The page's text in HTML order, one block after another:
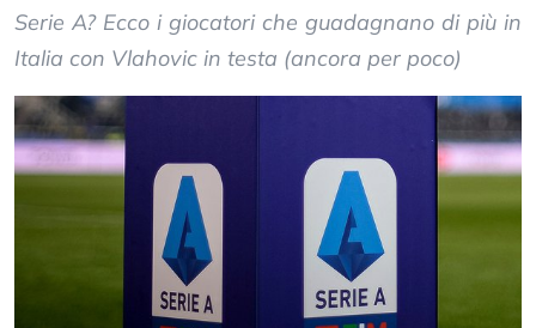
Serie A? Ecco i giocatori che guadagnano di più in
Italia con Vlahovic in testa (ancora per poco)